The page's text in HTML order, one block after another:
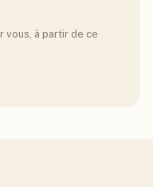
vous, à partir de ce